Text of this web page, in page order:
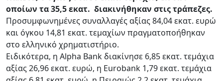
οποίων τα 35,5 εκατ. διακινήθηκαν στις τράπεζες.
Προσυμφωνημένες συναλλαγές αξίας 84,04 εκατ. ευρώ
και όγκου 14,81 εκατ. τεμαχίων πραγματοποήθηκαν
στο ελληνικό χρηματιστήριο.
Ειδικότερα, η Alpha Bank διακίνησε 6,85 εκατ. τεμάχια
αξίας 26,96 εκατ. ευρώ, η Eurobank 1,79 εκατ. τεμάχια